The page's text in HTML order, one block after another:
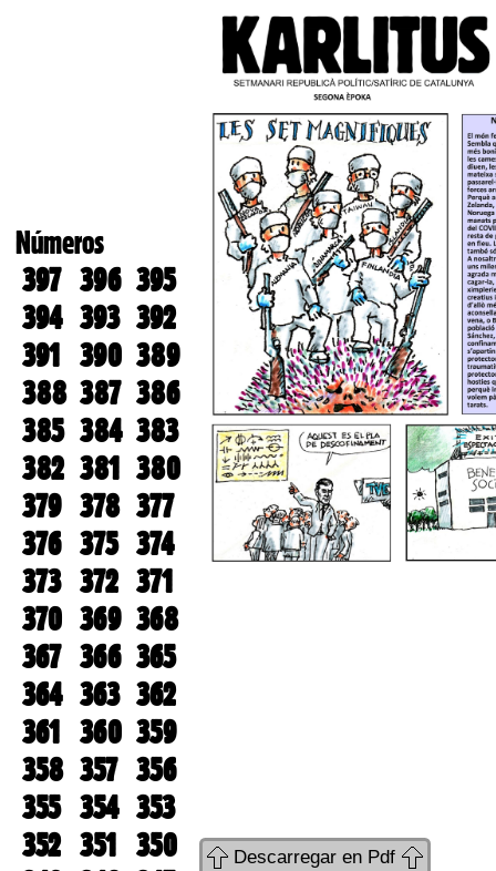
Números
397 396 395
394 393 392
391 390 389
388 387 386
385 384 383
382 381 380
379 378 377
376 375 374
373 372 371
370 369 368
367 366 365
364 363 362
361 360 359
358 357 356
355 354 353
352 351 350
Descarregar en Pdf